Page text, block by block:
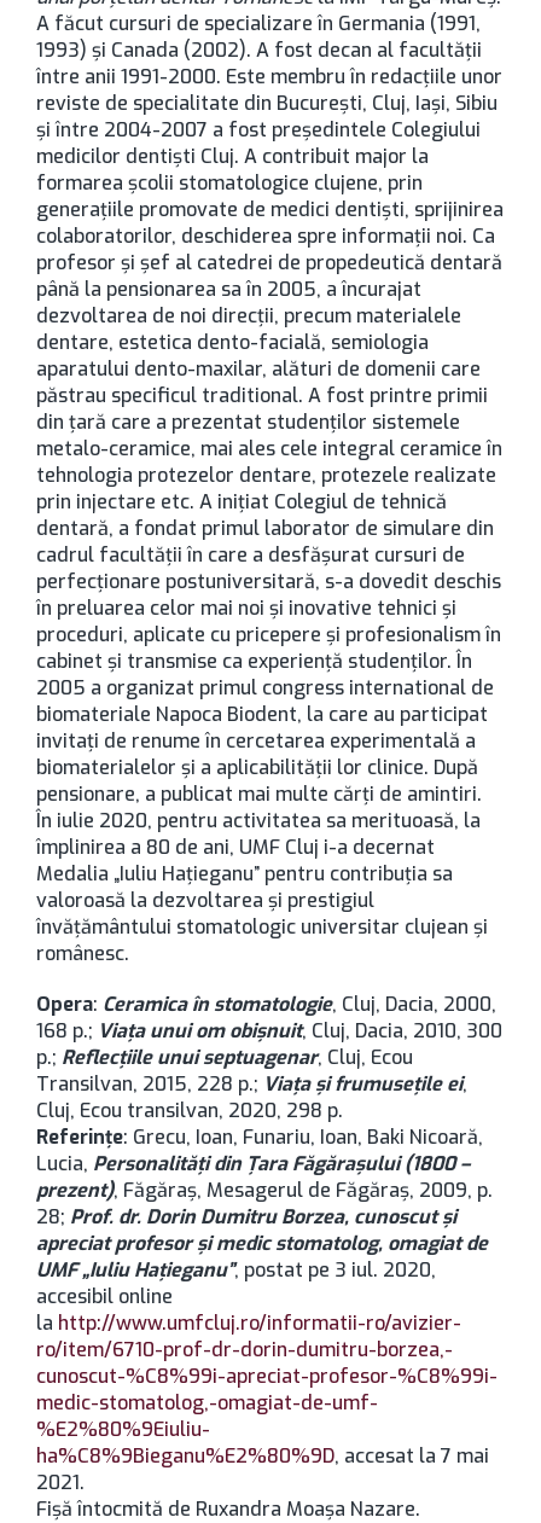
A făcut cursuri de specializare în Germania (1991,
1993) și Canada (2002). A fost decan al facultății
între anii 1991-2000. Este membru în redacțiile unor
reviste de specialitate din București, Cluj, Iași, Sibiu
și între 2004-2007 a fost președintele Colegiului
medicilor dentiști Cluj. A contribuit major la
formarea școlii stomatologice clujene, prin
generațiile promovate de medici dentiști, sprijinirea
colaboratorilor, deschiderea spre informații noi. Ca
profesor și șef al catedrei de propedeutică dentară
până la pensionarea sa în 2005, a încurajat
dezvoltarea de noi direcții, precum materialele
dentare, estetica dento-facială, semiologia
aparatului dento-maxilar, alături de domenii care
păstrau specificul traditional. A fost printre primii
din țară care a prezentat studenților sistemele
metalo-ceramice, mai ales cele integral ceramice în
tehnologia protezelor dentare, protezele realizate
prin injectare etc. A inițiat Colegiul de tehnică
dentară, a fondat primul laborator de simulare din
cadrul facultății în care a desfășurat cursuri de
perfecționare postuniversitară, s-a dovedit deschis
în preluarea celor mai noi și inovative tehnici și
proceduri, aplicate cu pricepere și profesionalism în
cabinet și transmise ca experiență studenților. În
2005 a organizat primul congress international de
biomateriale Napoca Biodent, la care au participat
invitați de renume în cercetarea experimentală a
biomaterialelor și a aplicabilității lor clinice. După
pensionare, a publicat mai multe cărți de amintiri.
În iulie 2020, pentru activitatea sa merituoasă, la
împlinirea a 80 de ani, UMF Cluj i-a decernat
Medalia „Iuliu Hațieganu” pentru contribuția sa
valoroasă la dezvoltarea și prestigiul
învățământului stomatologic universitar clujean și
românesc.
Opera: Ceramica în stomatologie, Cluj, Dacia, 2000,
168 p.; Viața unui om obișnuit, Cluj, Dacia, 2010, 300
p.; Reflecțiile unui septuagenar, Cluj, Ecou
Transilvan, 2015, 228 p.; Viața și frumusețile ei,
Cluj, Ecou transilvan, 2020, 298 p.
Referințe: Grecu, Ioan, Funariu, Ioan, Baki Nicoară,
Lucia, Personalități din Țara Făgărașului (1800 –
prezent), Făgăraș, Mesagerul de Făgăraș, 2009, p.
28; Prof. dr. Dorin Dumitru Borzea, cunoscut și
apreciat profesor și medic stomatolog, omagiat de
UMF „Iuliu Hațieganu”, postat pe 3 iul. 2020,
accesibil online
la http://www.umfcluj.ro/informatii-ro/avizier-
ro/item/6710-prof-dr-dorin-dumitru-borzea,-
cunoscut-%C8%99i-apreciat-profesor-%C8%99i-
medic-stomatolog,-omagiat-de-umf-
%E2%80%9Eiuliu-
ha%C8%9Bieganu%E2%80%9D, accesat la 7 mai
2021.
Fișă întocmită de Ruxandra Moașa Nazare.